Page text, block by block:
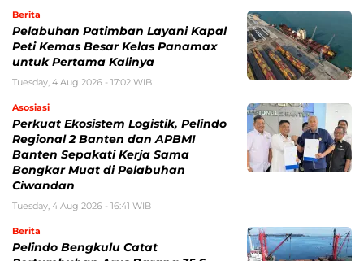
Berita
Pelabuhan Patimban Layani Kapal
Peti Kemas Besar Kelas Panamax
untuk Pertama Kalinya
Tuesday, 4 Aug 2026 - 17:02 WIB
Asosiasi
Perkuat Ekosistem Logistik, Pelindo
Regional 2 Banten dan APBMI
Banten Sepakati Kerja Sama
Bongkar Muat di Pelabuhan
Ciwandan
Tuesday, 4 Aug 2026 - 16:41 WIB
Berita
Pelindo Bengkulu Catat